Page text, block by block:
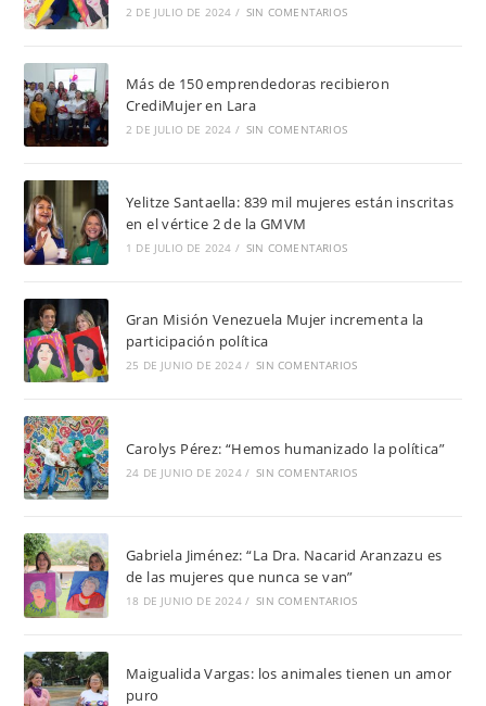
2 DE JULIO DE 2024 / SIN COMENTARIOS
Más de 150 emprendedoras recibieron
CrediMujer en Lara
2 DE JULIO DE 2024 / SIN COMENTARIOS
Yelitze Santaella: 839 mil mujeres están inscritas
en el vértice 2 de la GMVM
1 DE JULIO DE 2024 / SIN COMENTARIOS
Gran Misión Venezuela Mujer incrementa la
participación política
25 DE JUNIO DE 2024 / SIN COMENTARIOS
Carolys Pérez: “Hemos humanizado la política”
24 DE JUNIO DE 2024 / SIN COMENTARIOS
Gabriela Jiménez: “La Dra. Nacarid Aranzazu es
de las mujeres que nunca se van”
18 DE JUNIO DE 2024 / SIN COMENTARIOS
Maigualida Vargas: los animales tienen un amor
puro